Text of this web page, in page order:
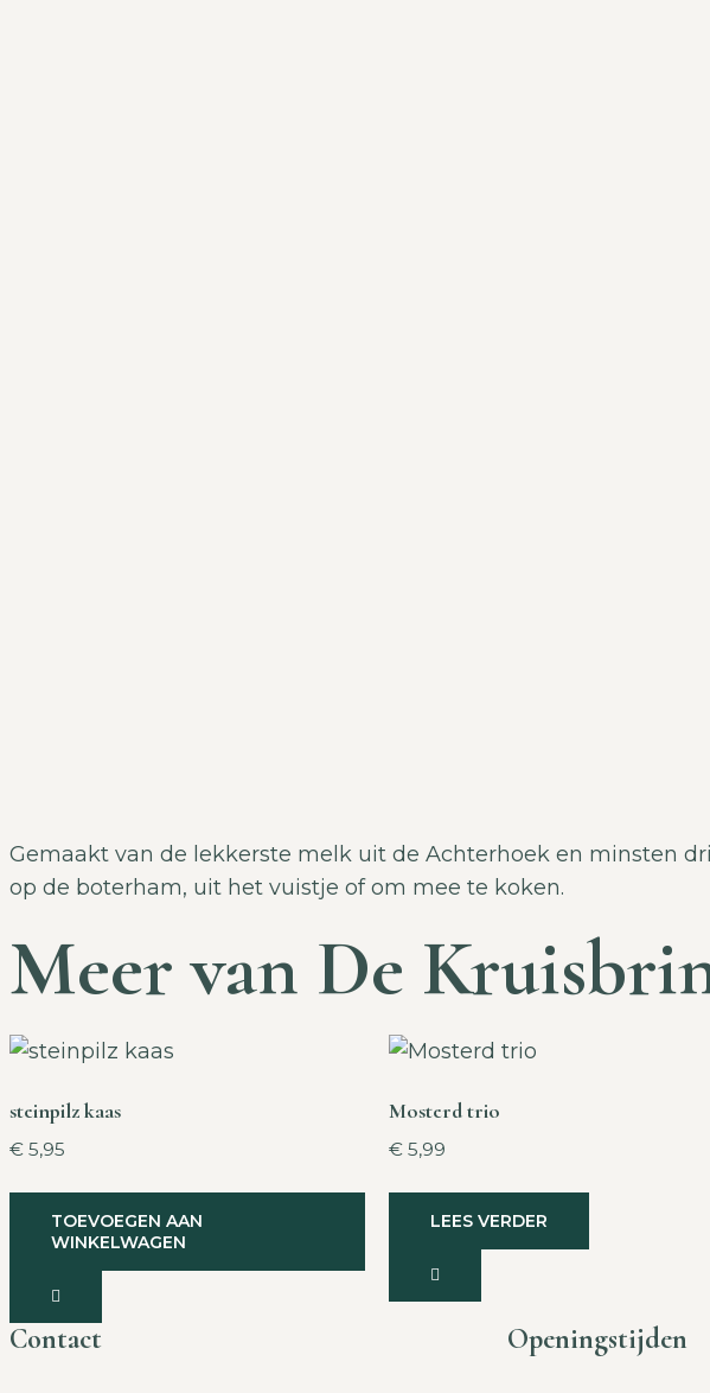
Gemaakt van de lekkerste melk uit de Achterhoek en minsten
op de boterham, uit het vuistje of om mee te koken.
Meer van De
steinpilz kaas
€ 5,95
TOEVOEGEN AAN
WINKELWAGEN
Mosterd trio
€ 5,99
LEES VERDER
Contact Openingstijden